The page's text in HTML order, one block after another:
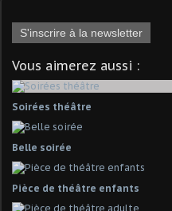
S'inscrire à la newsletter
Vous aimerez aussi :
Soirées théâtre
Belle soirée
Pièce de théâtre enfants